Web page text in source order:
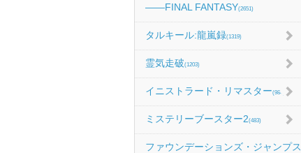
――FINAL FANTASY(2651)
タルキール:龍嵐録(1319)
霊気走破(1203)
イニストラード・リマスター(984)
ミステリーブースター2(483)
ファウンデーションズ・ジャンプス